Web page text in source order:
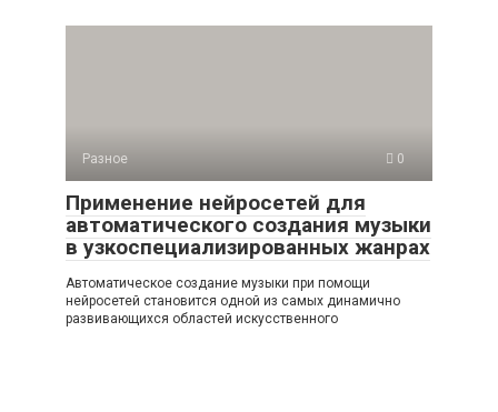
Разное 0
Применение нейросетей для
автоматического создания музыки
в узкоспециализированных жанрах
Автоматическое создание музыки при помощи
нейросетей становится одной из самых динамично
развивающихся областей искусственного